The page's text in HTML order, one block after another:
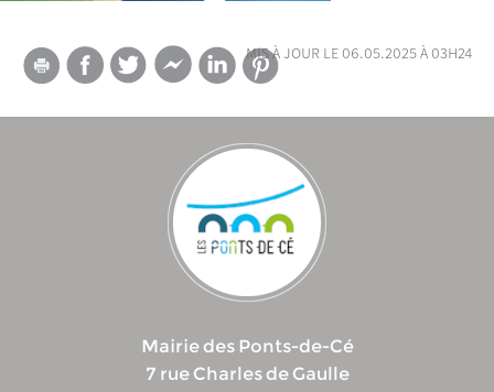
mis à jour le 06.05.2025 à 03h24
Mairie des Ponts-de-Cé
7 rue Charles de Gaulle